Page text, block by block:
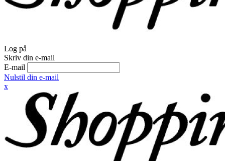
Log på
Skriv din e-mail
E-mail
Nulstil din e-mail
x